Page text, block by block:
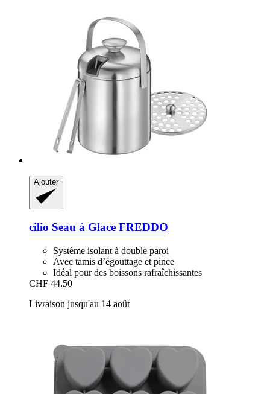
Ajouter
cilio Seau à Glace FREDDO
Système isolant à double paroi
Avec tamis d’égouttage et pince
Idéal pour des boissons rafraîchissantes
CHF 44.50
Livraison jusqu'au 14 août